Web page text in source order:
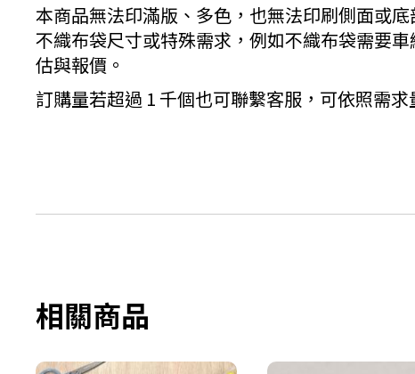
本商品無法印滿版、多色，也無法印刷側面或
不織布袋尺寸或特殊需求，例如不織布袋需要
估與報價。
訂購量若超過 1 千個也可聯繫客服，可依照需求
相關商品